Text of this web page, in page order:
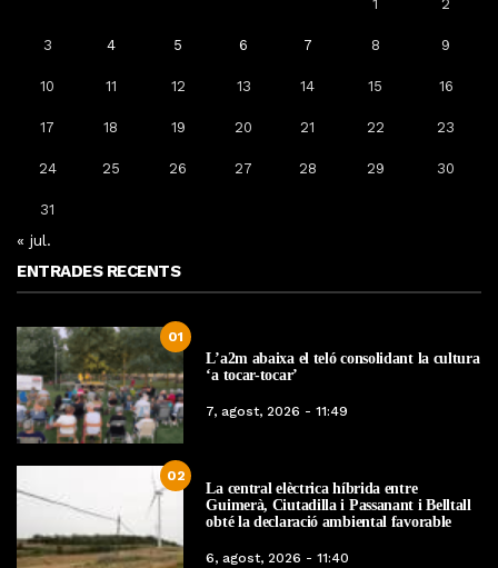
1 2
3 4 5 6 7 8 9
10 11 12 13 14 15 16
17 18 19 20 21 22 23
24 25 26 27 28 29 30
31
« jul.
ENTRADES RECENTS
01
L’a2m abaixa el teló consolidant la cultura
‘a tocar-tocar’
7, agost, 2026 - 11:49
02
La central elèctrica híbrida entre
Guimerà, Ciutadilla i Passanant i Belltall
obté la declaració ambiental favorable
6, agost, 2026 - 11:40